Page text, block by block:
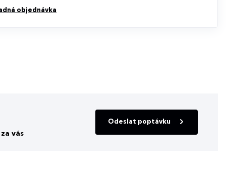
objednávka
vás
Odeslat poptávku